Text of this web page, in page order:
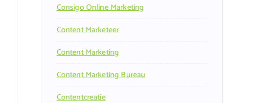
Consigo Online Marketing
Content Marketeer
Content Marketing
Content Marketing Bureau
Contentcreatie